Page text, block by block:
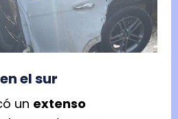
el sur
un extenso